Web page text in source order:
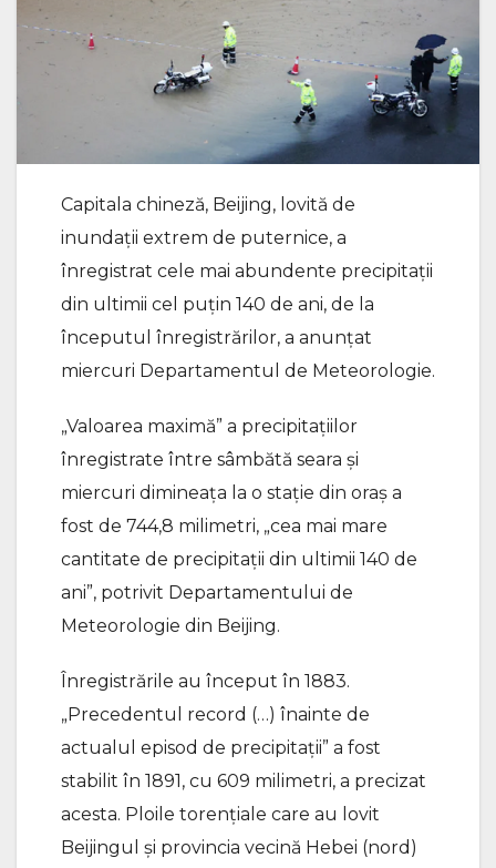
Capitala chineză, Beijing, lovită de
inundații extrem de puternice, a
înregistrat cele mai abundente precipitații
din ultimii cel puțin 140 de ani, de la
începutul înregistrărilor, a anunțat
miercuri Departamentul de Meteorologie.
„Valoarea maximă” a precipitațiilor
înregistrate între sâmbătă seara și
miercuri dimineața la o stație din oraș a
fost de 744,8 milimetri, „cea mai mare
cantitate de precipitații din ultimii 140 de
ani”, potrivit Departamentului de
Meteorologie din Beijing.
Înregistrările au început în 1883.
„Precedentul record (…) înainte de
actualul episod de precipitații” a fost
stabilit în 1891, cu 609 milimetri, a precizat
acesta. Ploile torențiale care au lovit
Beijingul și provincia vecină Hebei (nord)